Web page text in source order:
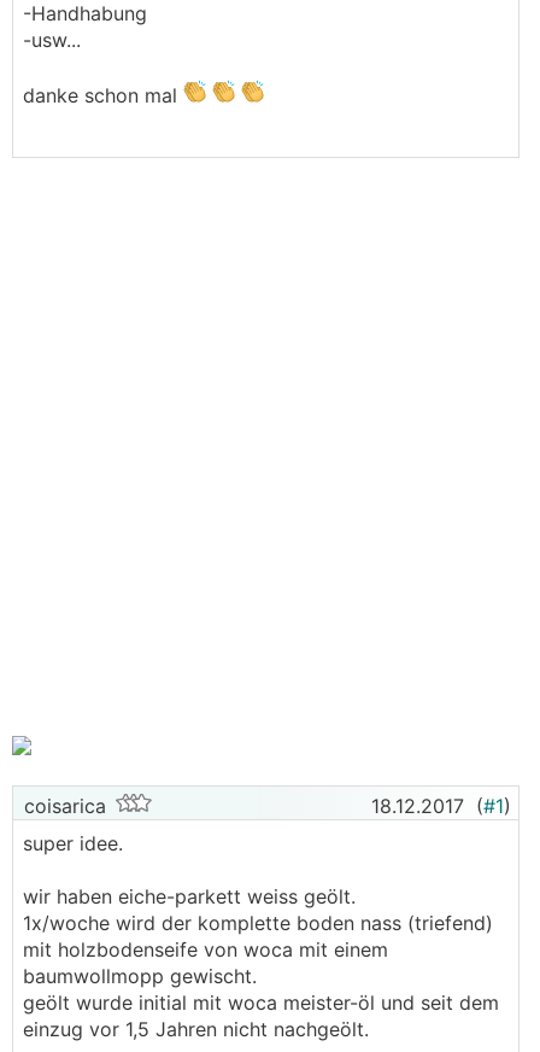
-Handhabung
-usw...
danke schon mal
coisarica 18.12.2017 (#1)
super idee.
wir haben eiche-parkett weiss geölt.
1x/woche wird der komplette boden nass (triefend)
mit holzbodenseife von woca mit einem
baumwollmopp gewischt.
geölt wurde initial mit woca meister-öl und seit dem
einzug vor 1,5 Jahren nicht nachgeölt.